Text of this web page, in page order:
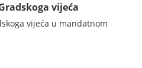
vijeća
vijeća u mandatnom